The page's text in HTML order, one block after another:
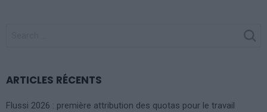
ARTICLES RÉCENTS
Flussi 2026 : première attribution des quotas pour le travail